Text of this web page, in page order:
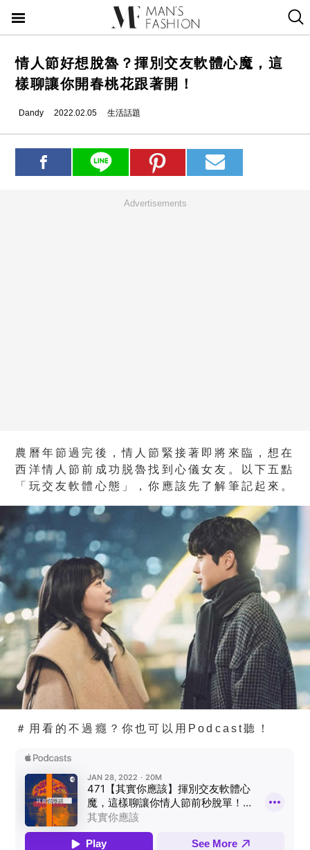
情人節好想脫魯？揮別交友軟體心魔，這
樣聊讓你開春桃花跟著開！
Dandy 2022.02.05 生活話題
Advertisements
農曆年節過完後，情人節緊接著即將來臨，想在
西洋情人節前成功脱魯找到心儀女友。以下五點
「玩交友軟體心態」，你應該先了解筆記起來。
＃用看的不過癮？你也可以用Podcast聽！